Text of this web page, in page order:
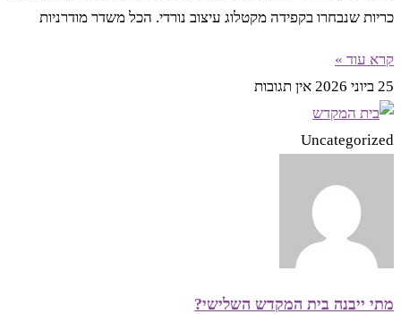
כריות שנבחרו בקפידה מקטלוג עיצוב נורדי. הכל משדר מודרניות
קרא עוד »
25 ביוני 2026
אין תגובות
Uncategorized
מתי ייבנה בית המקדש השלישי?